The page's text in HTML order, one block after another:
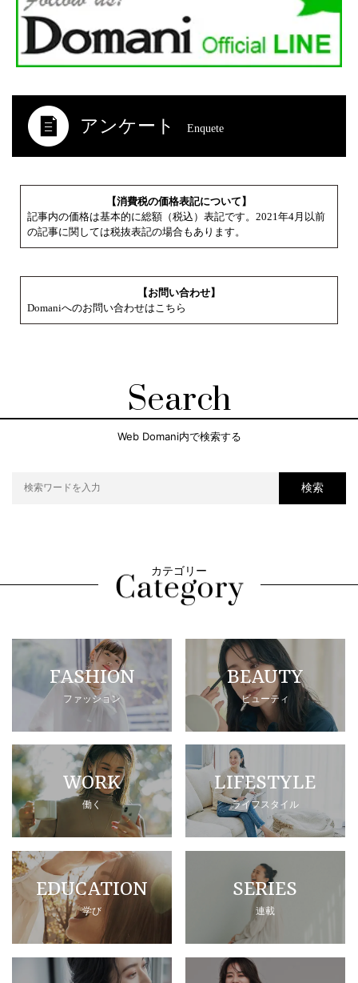
アンケート Enquete
【消費税の価格表記について】
記事内の価格は基本的に総額（税込）表記です。2021年4月以前
の記事に関しては税抜表記の場合もあります。
【お問い合わせ】
Domaniへのお問い合わせはこちら
Search
Web Domani内で検索する
検索
カテゴリー
FASHION
ファッション
BEAUTY
ビューティ
WORK
働く
LIFESTYLE
ライフスタイル
EDUCATION
学び
SERIES
連載